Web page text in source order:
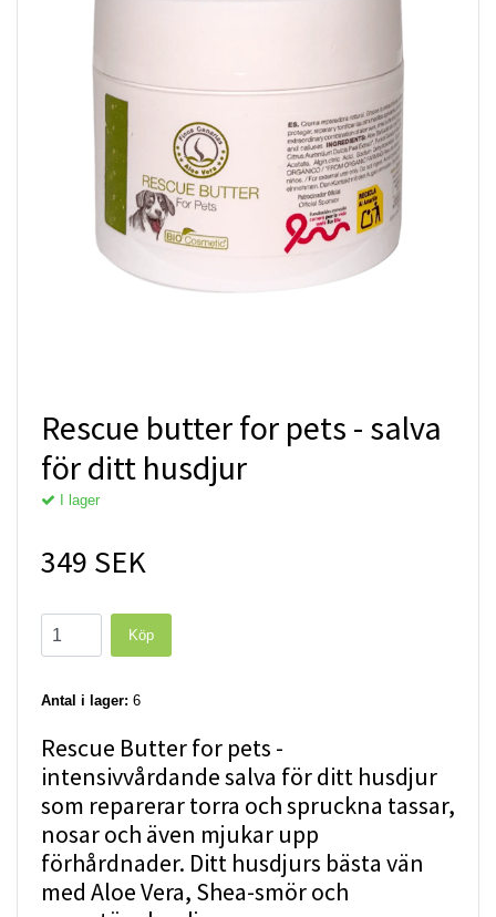
Rescue butter for pets - salva
för ditt husdjur
I lager
349 SEK
Antal i lager: 6
Rescue Butter for pets -
intensivvårdande salva för ditt husdjur
som reparerar torra och spruckna tassar,
nosar och även mjukar upp
förhårdnader. Ditt husdjurs bästa vän
med Aloe Vera, Shea-smör och